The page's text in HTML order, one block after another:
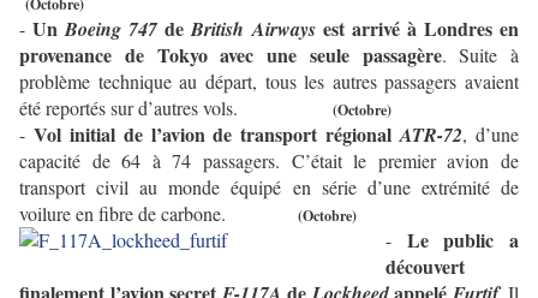
(Octobre)
-UnBoeing 747deBritish Airwaysest arrivé à Londres en
provenance de Tokyo avec une seule passagère. Suite à
problème technique au départ, tous les autres passagers avaient
été reportés sur d’autres vols.
(Octobre)
- Vol initial de l’avion de transport régionalATR-72, d’une
capacité de 64 à 74 passagers. C’était le premier avion de
transport civil au monde équipé en série d’une extrémité de
voilure en fibre de carbone.
(Octobre)
- Le public a
découvert
. Il